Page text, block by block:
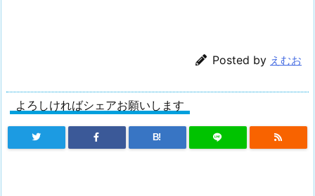
Posted by えむお
よろしければシェアお願いします
B!